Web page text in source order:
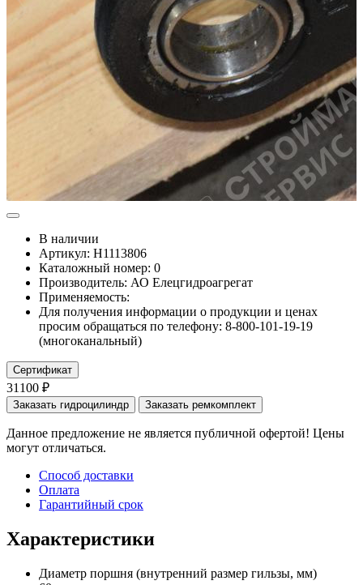
В наличии
Артикул: Н1113806
Каталожный номер: 0
Производитель: АО Елецгидроагрегат
Применяемость:
Для получения информации о продукции и ценах
просим обращаться по телефону: 8-800-101-19-19
(многоканальный)
Сертификат
31100 ₽
Заказать гидроцилиндр Заказать ремкомплект
Данное предложение не является публичной офертой! Цены
могут отличаться.
Способ доставки
Оплата
Гарантийный срок
Характеристики
Диаметр поршня (внутренний размер гильзы, мм)